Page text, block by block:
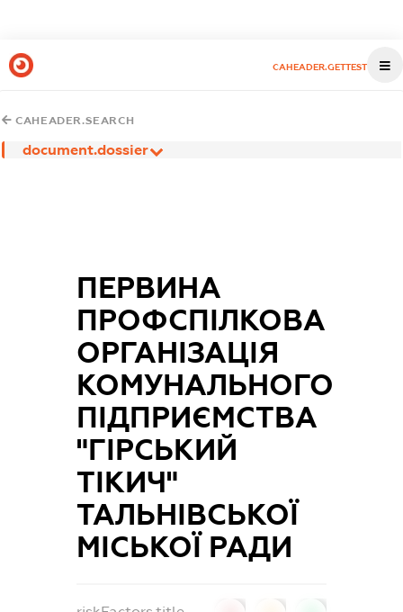
CAHEADER.GETTEST
CAHEADER.SEARCH
document.dossier
ПЕРВИНА
ПРОФСПІЛКОВА
ОРГАНІЗАЦІЯ
КОМУНАЛЬНОГО
ПІДПРИЄМСТВА
"ГІРСЬКИЙ
ТІКИЧ"
ТАЛЬНІВСЬКОЇ
МІСЬКОЇ РАДИ